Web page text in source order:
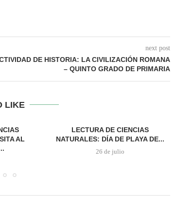
next post
DE HISTORIA: LA CIVILIZACIÓN ROMANA
– QUINTO GRADO DE PRIMARIA
LIKE
AL
LECTURA DE CIENCIAS
NATURALES: DÍA DE PLAYA DE...
26 de julio